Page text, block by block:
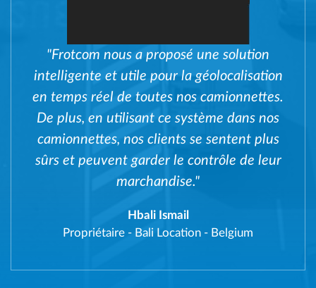
"Frotcom nous a proposé une solution
intelligente et utile pour la géolocalisation
en temps réel de toutes nos camionnettes.
De plus, en utilisant ce système dans nos
camionnettes, nos clients se sentent plus
sûrs et peuvent garder le contrôle de leur
marchandise."
Hbali Ismail
Propriétaire - Bali Location - Belgium